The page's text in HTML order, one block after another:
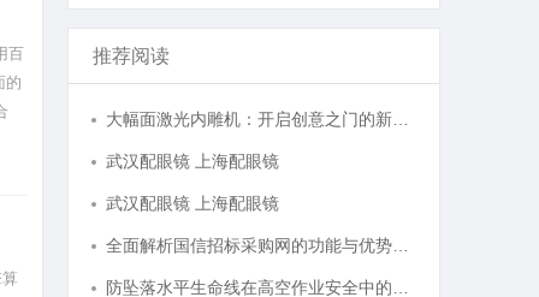
百
的
推荐阅读
武汉配眼镜 上海配眼镜
武汉配眼镜 上海配眼镜